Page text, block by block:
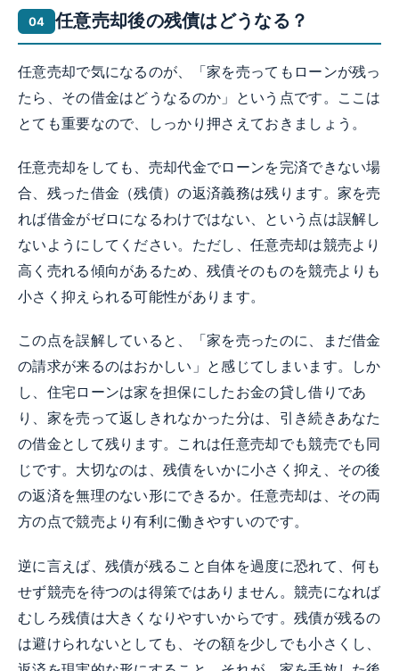
任意売却後の残債はどうなる？
任意売却で気になるのが、「家を売ってもローンが残っ
たら、その借金はどうなるのか」という点です。ここは
とても重要なので、しっかり押さえておきましょう。
任意売却をしても、売却代金でローンを完済できない場
合、残った借金（残債）の返済義務は残ります。家を売
れば借金がゼロになるわけではない、という点は誤解し
ないようにしてください。ただし、任意売却は競売より
高く売れる傾向があるため、残債そのものを競売よりも
小さく抑えられる可能性があります。
この点を誤解していると、「家を売ったのに、まだ借金
の請求が来るのはおかしい」と感じてしまいます。しか
し、住宅ローンは家を担保にしたお金の貸し借りであ
り、家を売って返しきれなかった分は、引き続きあなた
の借金として残ります。これは任意売却でも競売でも同
じです。大切なのは、残債をいかに小さく抑え、その後
の返済を無理のない形にできるか。任意売却は、その両
方の点で競売より有利に働きやすいのです。
逆に言えば、残債が残ること自体を過度に恐れて、何も
せず競売を待つのは得策ではありません。競売になれば
むしろ残債は大きくなりやすいからです。残債が残るの
は避けられないとしても、その額を少しでも小さくし、